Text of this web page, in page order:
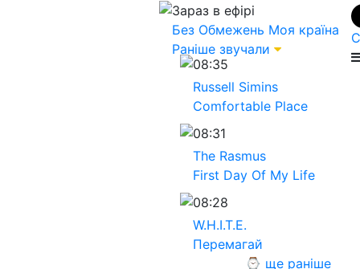
Зараз в ефірі
Без Обмежень Моя країна
Раніше звучали
08:35
Russell Simins
Comfortable Place
08:31
The Rasmus
First Day Of My Life
08:28
W.H.I.T.E.
Перемагай
⌚ ще раніше